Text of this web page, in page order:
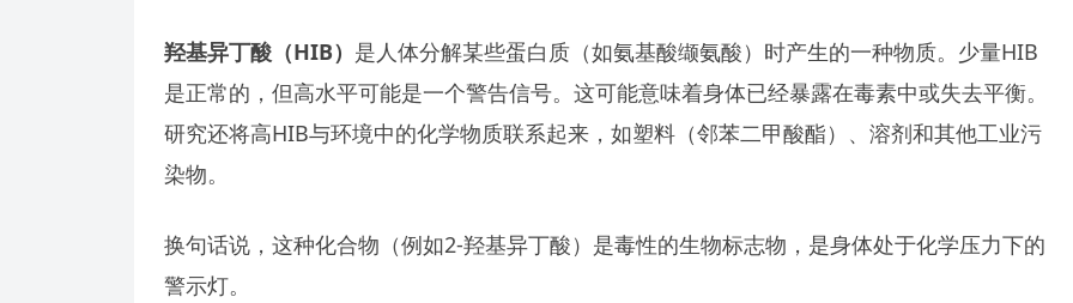
羟基异丁酸（HIB） 是人体分解某些蛋白质（如氨基酸缬氨酸）时产生的一种物质。少量HIB
是正常的，但高水平可能是一个警告信号。这可能意味着身体已经暴露在毒素中或失去平衡。
研究还将高HIB与环境中的化学物质联系起来，如塑料（邻苯二甲酸酯）、溶剂和其他工业污
染物。
换句话说，这种化合物（例如2-羟基异丁酸）是毒性的生物标志物，是身体处于化学压力下的
警示灯。